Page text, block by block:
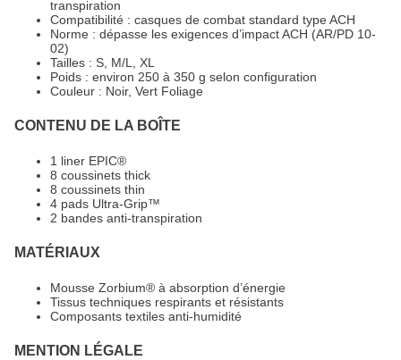
transpiration
Compatibilité : casques de combat standard type ACH
Norme : dépasse les exigences d’impact ACH (AR/PD 10-
02)
Tailles : S, M/L, XL
Poids : environ 250 à 350 g selon configuration
Couleur : Noir, Vert Foliage
CONTENU DE LA BOÎTE
1 liner EPIC®
8 coussinets thick
8 coussinets thin
4 pads Ultra-Grip™
2 bandes anti-transpiration
MATÉRIAUX
Mousse Zorbium® à absorption d’énergie
Tissus techniques respirants et résistants
Composants textiles anti-humidité
MENTION LÉGALE